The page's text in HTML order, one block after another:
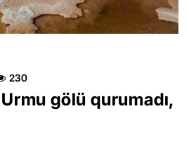
230
gölü qurumadı,